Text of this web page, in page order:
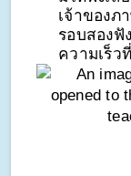
เจ้าของภ
รอบสองฟั
ความเร็ว